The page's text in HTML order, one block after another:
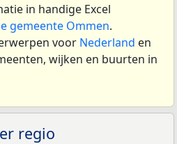
in handige Excel
gemeente Ommen.
voor Nederland en
wijken en buurten in
regio